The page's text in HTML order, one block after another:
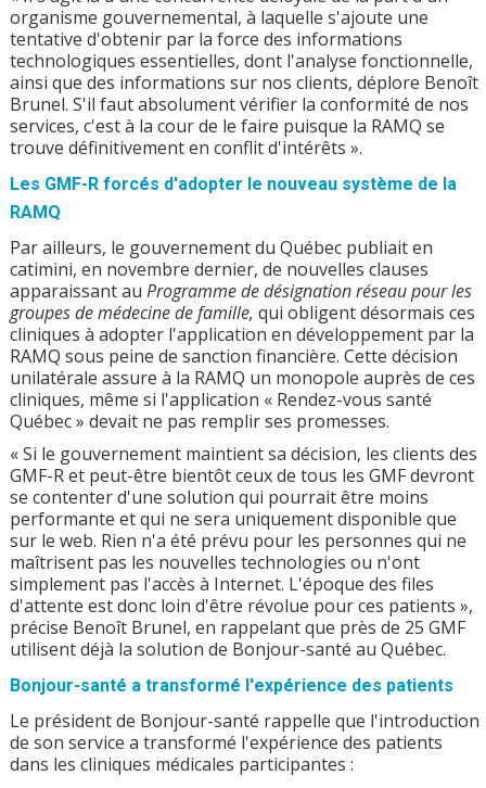
organisme gouvernemental, à laquelle s'ajoute une
tentative d'obtenir par la force des informations
technologiques essentielles, dont l'analyse fonctionnelle,
ainsi que des informations sur nos clients, déplore Benoît
Brunel. S'il faut absolument vérifier la conformité de nos
services, c'est à la cour de le faire puisque la RAMQ se
trouve définitivement en conflit d'intérêts ».
Les GMF-R forcés d'adopter le nouveau système de la
RAMQ
Par ailleurs, le gouvernement du Québec publiait en
catimini, en novembre dernier, de nouvelles clauses
apparaissant au Programme de désignation réseau pour les
groupes de médecine de famille, qui obligent désormais ces
cliniques à adopter l'application en développement par la
RAMQ sous peine de sanction financière. Cette décision
unilatérale assure à la RAMQ un monopole auprès de ces
cliniques, même si l'application « Rendez-vous santé
Québec » devait ne pas remplir ses promesses.
« Si le gouvernement maintient sa décision, les clients des
GMF-R et peut-être bientôt ceux de tous les GMF devront
se contenter d'une solution qui pourrait être moins
performante et qui ne sera uniquement disponible que
sur le web. Rien n'a été prévu pour les personnes qui ne
maîtrisent pas les nouvelles technologies ou n'ont
simplement pas l'accès à Internet. L'époque des files
d'attente est donc loin d'être révolue pour ces patients »,
précise Benoît Brunel, en rappelant que près de 25 GMF
utilisent déjà la solution de Bonjour-santé au Québec.
Bonjour-santé a transformé l'expérience des patients
Le président de Bonjour-santé rappelle que l'introduction
de son service a transformé l'expérience des patients
dans les cliniques médicales participantes :